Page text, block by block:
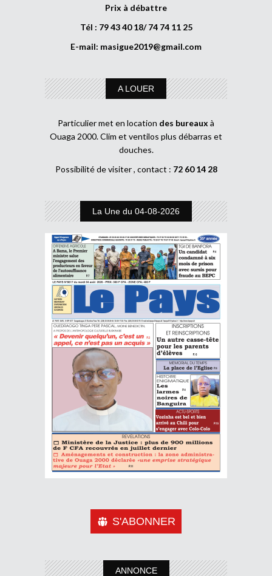
Prix à débattre
Tél : 79 43 40 18/ 74 74 11 25
E-mail: masigue2019@gmail.com
A LOUER
Particulier met en location des bureaux à
Ouaga 2000. Clim et ventilos plus débarras et
douches.
Possibilité de visiter , contact : 72 60 14 28
La Une du 04-08-2026
S'ABONNER
ANNONCE